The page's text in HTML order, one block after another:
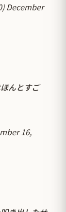
December
んとすご
16,